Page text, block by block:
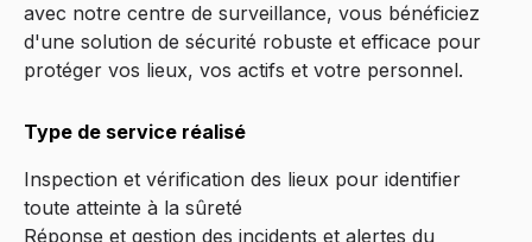
avec notre centre de surveillance, vous bénéficiez
d'une solution de sécurité robuste et efficace pour
protéger vos lieux, vos actifs et votre personnel.
Type de service réalisé
Inspection et vérification des lieux pour identifier
toute atteinte à la sûreté
Réponse et gestion des incidents et alertes du